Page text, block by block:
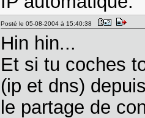
Posté le 05-08-2004 à 15:40:38
Hin hin...
Et si tu coches
(ip et dns)
le partage de